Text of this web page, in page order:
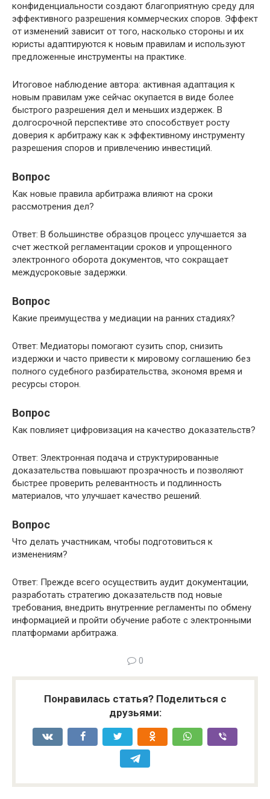
конфиденциальности создают благоприятную среду для
эффективного разрешения коммерческих споров. Эффект
от изменений зависит от того, насколько стороны и их
юристы адаптируются к новым правилам и используют
предложенные инструменты на практике.
Итоговое наблюдение автора: активная адаптация к
новым правилам уже сейчас окупается в виде более
быстрого разрешения дел и меньших издержек. В
долгосрочной перспективе это способствует росту
доверия к арбитражу как к эффективному инструменту
разрешения споров и привлечению инвестиций.
Вопрос
Как новые правила арбитража влияют на сроки
рассмотрения дел?
Ответ: В большинстве образцов процесс улучшается за
счет жесткой регламентации сроков и упрощенного
электронного оборота документов, что сокращает
междусроковые задержки.
Вопрос
Какие преимущества у медиации на ранних стадиях?
Ответ: Медиаторы помогают сузить спор, снизить
издержки и часто привести к мировому соглашению без
полного судебного разбирательства, экономя время и
ресурсы сторон.
Вопрос
Как повлияет цифровизация на качество доказательств?
Ответ: Электронная подача и структурированные
доказательства повышают прозрачность и позволяют
быстрее проверить релевантность и подлинность
материалов, что улучшает качество решений.
Вопрос
Что делать участникам, чтобы подготовиться к
изменениям?
Ответ: Прежде всего осуществить аудит документации,
разработать стратегию доказательств под новые
требования, внедрить внутренние регламенты по обмену
информацией и пройти обучение работе с электронными
платформами арбитража.
0
Понравилась статья? Поделиться с
друзьями: